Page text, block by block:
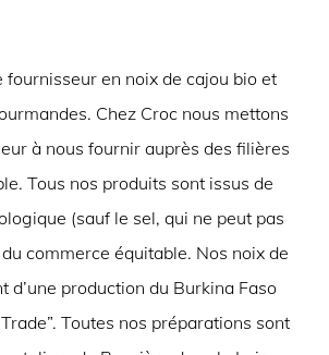
fournisseur en noix de cajou bio et
Chez Croc nous mettons
à nous fournir auprès des filières
Tous nos produits sont issus de
(sauf le sel, qui ne peut pas
commerce équitable. Nos noix de
d’une production du Burkina Faso
Toutes nos préparations sont